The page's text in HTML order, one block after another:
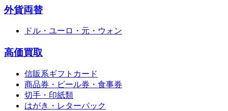
外貨両替
ドル・ユーロ・元・ウォン
高価買取
信販系ギフトカード
商品券・ビール券・食事券
切手・印紙類
はがき・レターパック